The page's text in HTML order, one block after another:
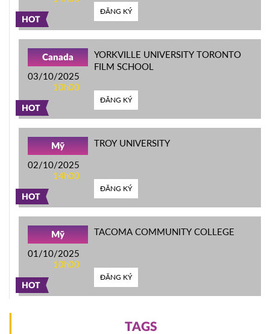
HOT
ĐĂNG KÝ
HOT
Canada
03/10/2025
10h00
YORKVILLE UNIVERSITY TORONTO
FILM SCHOOL
ĐĂNG KÝ
HOT
Mỹ
02/10/2025
14h00
TROY UNIVERSITY
ĐĂNG KÝ
HOT
Mỹ
01/10/2025
10h00
TACOMA COMMUNITY COLLEGE
ĐĂNG KÝ
TAGS